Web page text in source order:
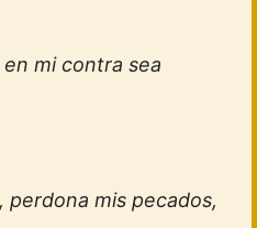
mi contra sea
perdona mis pecados,